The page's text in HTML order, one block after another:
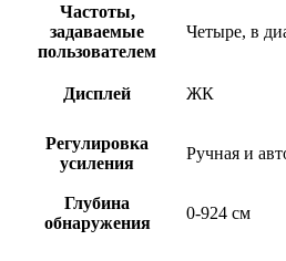
Частоты,
задаваемые
пользователем
Четыре, в
Дисплей ЖК
Регулировка
усиления
Ручная и
Глубина
обнаружения
0-924 см